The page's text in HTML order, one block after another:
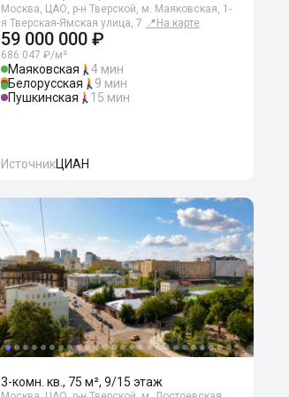
Москва, ЦАО, р-н Тверской, м. Маяковская, 1-
я Тверская-Ямская улица, 7 📍 На карте
59 000 000 ₽
686 047 ₽/м²
Маяковская
4 мин
Белорусская
9 мин
Пушкинская
15 мин
ИсточникЦИАН
3-комн. кв., 75 м², 9/15 этаж